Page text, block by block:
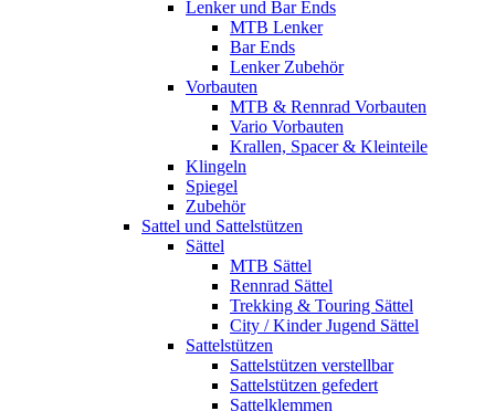
Lenker und Bar Ends
MTB Lenker
Bar Ends
Lenker Zubehör
Vorbauten
MTB & Rennrad Vorbauten
Vario Vorbauten
Krallen, Spacer & Kleinteile
Klingeln
Spiegel
Zubehör
Sattel und Sattelstützen
Sättel
MTB Sättel
Rennrad Sättel
Trekking & Touring Sättel
City / Kinder Jugend Sättel
Sattelstützen
Sattelstützen verstellbar
Sattelstützen gefedert
Sattelklemmen